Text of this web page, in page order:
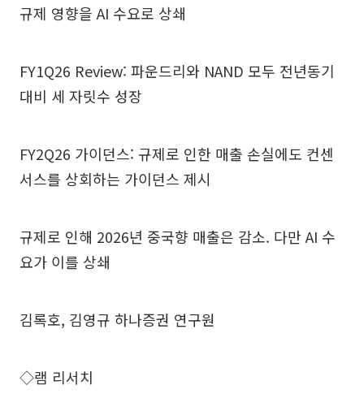
규제 영향을 AI 수요로 상쇄
FY1Q26 Review: 파운드리와 NAND 모두 전년동기
대비 세 자릿수 성장
FY2Q26 가이던스: 규제로 인한 매출 손실에도 컨센
서스를 상회하는 가이던스 제시
규제로 인해 2026년 중국향 매출은 감소. 다만 AI 수
요가 이를 상쇄
김록호, 김영규 하나증권 연구원
◇램 리서치